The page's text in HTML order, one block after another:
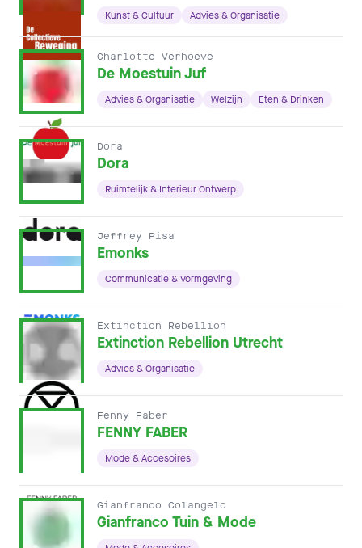
Kunst & Cultuur Advies & Organisatie
Charlotte Verhoeve
De Moestuin Juf
Advies & Organisatie Welzijn Eten & Drinken
Dora
Dora
Ruimtelijk & Interieur Ontwerp
Jeffrey Pisa
Emonks
Communicatie & Vormgeving
Extinction Rebellion
Extinction Rebellion Utrecht
Advies & Organisatie
Fenny Faber
FENNY FABER
Mode & Accesoires
Gianfranco Colangelo
Gianfranco Tuin & Mode